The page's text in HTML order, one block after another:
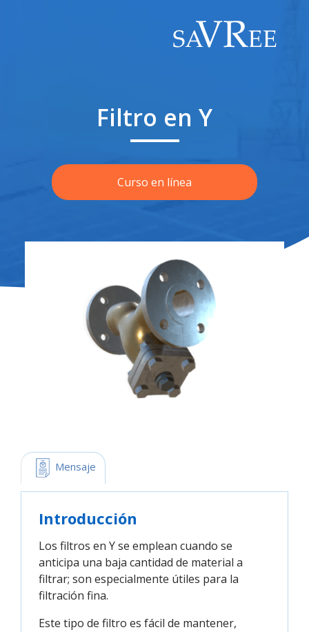
Filtro en Y
Curso en línea
Mensaje
Introducción
Los filtros en Y se emplean cuando se
anticipa una baja cantidad de material a
filtrar; son especialmente útiles para la
filtración fina.
Este tipo de filtro es fácil de mantener,